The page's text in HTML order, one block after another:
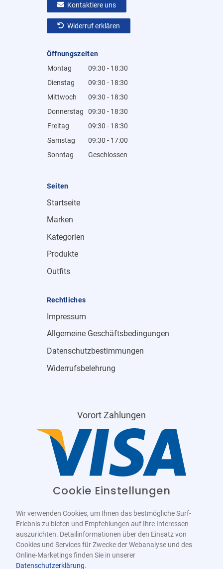
Kontaktiere uns
Widerruf erklären
Öffnungszeiten
Montag
09:30 - 18:30
Dienstag
09:30 - 18:30
Mittwoch
09:30 - 18:30
Donnerstag
09:30 - 18:30
Freitag
09:30 - 18:30
Samstag
09:30 - 17:00
Sonntag
Geschlossen
Seiten
Startseite
Marken
Kategorien
Produkte
Outfits
Rechtliches
Impressum
Allgemeine Geschäftsbedingungen
Datenschutzbestimmungen
Widerrufsbelehrung
Vorort Zahlungen
Cookie Einstellungen
Wir verwenden Cookies, um Ihnen das bestmögliche Surf-
Erlebnis zu bieten und Empfehlungen auf Ihre Interessen
auszurichten. Detailinformationen über den Einsatz von
Cookies und Services für Zwecke der Webanalyse und des
Online-Marketings finden Sie in unserer
Datenschutzerklärung.